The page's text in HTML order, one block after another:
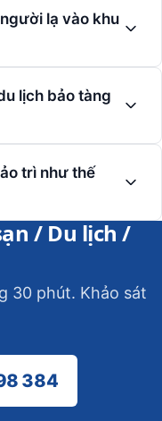
lạ vào khu
lịch bảo tàng
trì như thế
/ Du lịch /
30 phút. Khảo sát
384